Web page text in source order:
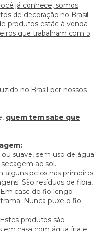
já conhece, somos
de decoração no Brasil
produtos estão à venda
que trabalham com o
no Brasil por nossos
quem tem sabe que
suave, sem uso de água
ao sol.
alguns pelos nas primeiras
São resíduos de fibra,
caso de fio longo
Nunca puxe o fio.
produtos são
em casa com água fria e